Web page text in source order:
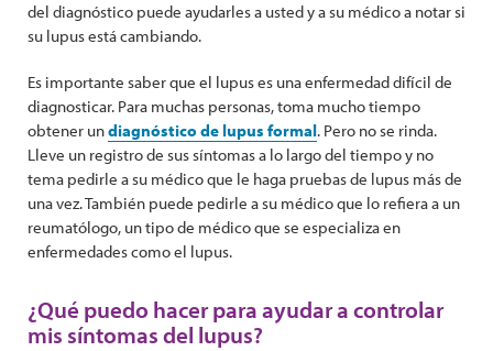
del diagnóstico puede ayudarles a usted y a su médico a notar si
su lupus está cambiando.
Es importante saber que el lupus es una enfermedad difícil de
diagnosticar. Para muchas personas, toma mucho tiempo
obtener undiagnóstico de lupus formal. Pero no se rinda.
Lleve un registro de sus síntomas a lo largo del tiempo y no
tema pedirle a su médico que le haga pruebas de lupus más de
una vez. También puede pedirle a su médico que lo refiera a un
reumatólogo, un tipo de médico que se especializa en
enfermedades como el lupus.
¿Qué puedo hacer para ayudar a controlar
mis síntomas del lupus?